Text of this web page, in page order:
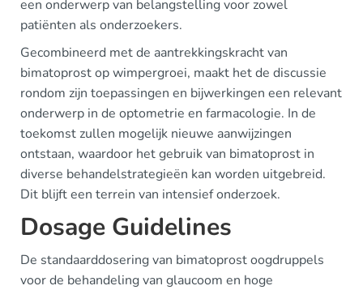
een onderwerp van belangstelling voor zowel
patiënten als onderzoekers.
Gecombineerd met de aantrekkingskracht van
bimatoprost op wimpergroei, maakt het de discussie
rondom zijn toepassingen en bijwerkingen een relevant
onderwerp in de optometrie en farmacologie. In de
toekomst zullen mogelijk nieuwe aanwijzingen
ontstaan, waardoor het gebruik van bimatoprost in
diverse behandelstrategieën kan worden uitgebreid.
Dit blijft een terrein van intensief onderzoek.
Dosage Guidelines
De standaarddosering van bimatoprost oogdruppels
voor de behandeling van glaucoom en hoge